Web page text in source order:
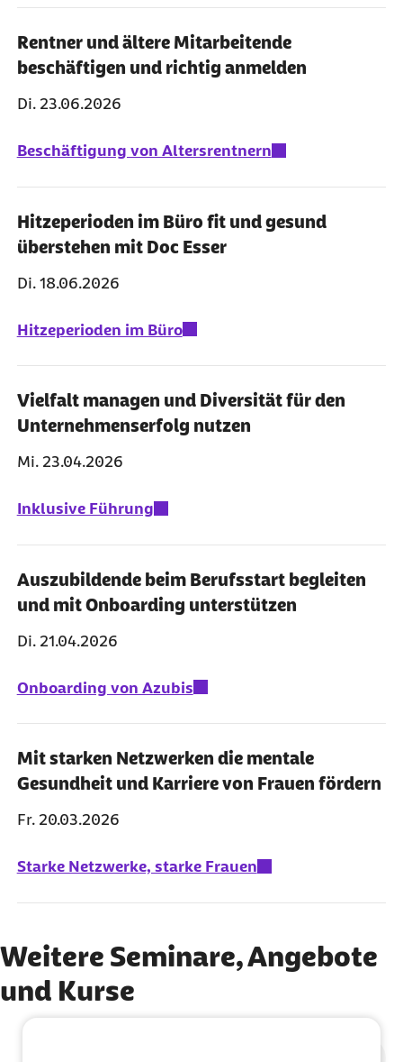
Rentner und ältere Mitarbeitende
beschäftigen und richtig anmelden
Di. 23.06.2026
Beschäftigung von Altersrentnern
Hitzeperioden im Büro fit und gesund
überstehen mit Doc Esser
Di. 18.06.2026
Hitzeperioden im Büro
Vielfalt managen und Diversität für den
Unternehmenserfolg nutzen
Mi. 23.04.2026
Inklusive Führung
Auszubildende beim Berufsstart begleiten
und mit Onboarding unterstützen
Di. 21.04.2026
Onboarding von Azubis
Mit starken Netzwerken die mentale
Gesundheit und Karriere von Frauen fördern
Fr. 20.03.2026
Starke Netzwerke, starke Frauen
Weitere Seminare, Angebote
und Kurse